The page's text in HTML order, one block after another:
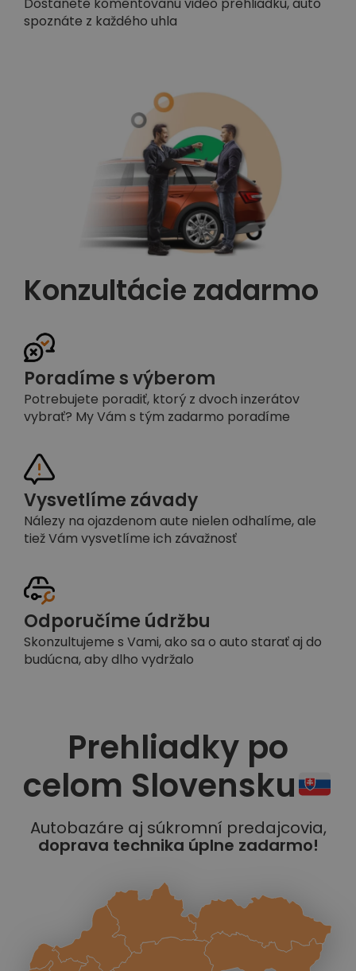
Dostanete komentovanú video prehliadku, auto
spoznáte z každého uhla
Konzultácie zadarmo
Poradíme s výberom
Potrebujete poradiť, ktorý z dvoch inzerátov
vybrať? My Vám s tým zadarmo poradíme
Vysvetlíme závady
Nálezy na ojazdenom aute nielen odhalíme, ale
tiež Vám vysvetlíme ich závažnosť
Odporučíme údržbu
Skonzultujeme s Vami, ako sa o auto starať aj do
budúcna, aby dlho vydržalo
Prehliadky po
celom Slovensku
Autobazáre aj súkromní predajcovia,
doprava technika úplne zadarmo!